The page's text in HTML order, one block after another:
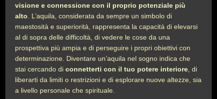
visione e connessione con il proprio potenziale più
alto . L’aquila, considerata da sempre un simbolo di
maestosità e superiorità, rappresenta la capacità di elevarsi
al di sopra delle difficoltà, di vedere le cose da una
prospettiva più ampia e di perseguire i propri obiettivi con
determinazione. Diventare un’aquila nel sogno indica che
stai cercando diconnetterti con il tuo potere interiore , di
liberarti da limiti o restrizioni e di esplorare nuove altezze, sia
a livello personale che spirituale.